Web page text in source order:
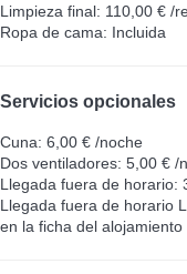
Limpieza final: 110,00 € /
Ropa de cama: Incluida
Servicios opcionales
Cuna: 6,00 € /noche
Dos ventiladores: 5,00 € /
Llegada fuera de horario:
Llegada fuera de horario
en la ficha del alojamiento